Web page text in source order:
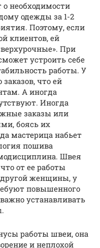
необходимости
одежды за 1-2
Поэтому, если
клиентов, ей
При
устроить себе
работы. У
что ей
А иногда
Иногда
заказы или
боясь их
мастерица набьет
пошива
Швея
от ее работы
другой женщины, у
повышенного
устанавливать
работы швеи, она
и неплохой